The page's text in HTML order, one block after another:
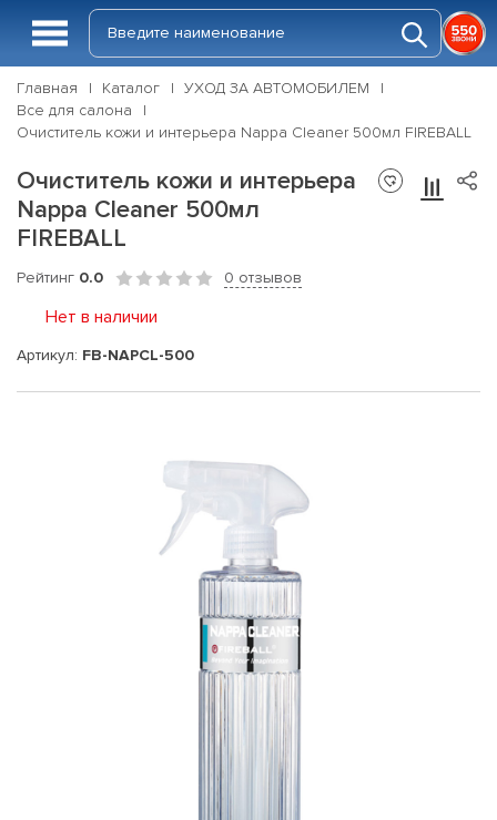
Главная Каталог
УХОД ЗА АВТОМОБИЛЕМ
Все для салона
Очиститель кожи и интерьера Nappa Cleaner 500мл FIREBALL
Очиститель кожи и интерьера
Nappa Cleaner 500мл
FIREBALL
Рейтинг 0.0 0 отзывов
Нет в наличии
Артикул: FB-NAPCL-500